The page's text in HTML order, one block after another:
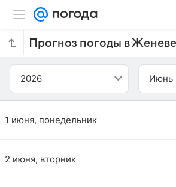
2026 Июнь
1 июня, понедельник
2 июня, вторник